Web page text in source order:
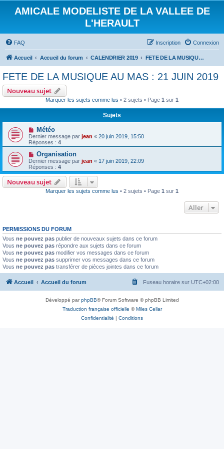
AMICALE MODELISTE DE LA VALLEE DE
L'HERAULT
FAQ Connexion
Inscription
Accueil Accueil du forum CALENDRIER 2019 FETE DE LA MUSIQUE AU MAS : 21 JUIN 2019
FETE DE LA MUSIQUE AU MAS : 21 JUIN 2019
Nouveau sujet
Marquer les sujets comme lus • 2 sujets • Page 1 sur 1
Sujets
Météo
Dernier message par jean « 20 juin 2019, 15:50
Réponses : 4
Organisation
Dernier message par jean « 17 juin 2019, 22:09
Réponses : 4
Nouveau sujet
Marquer les sujets comme lus • 2 sujets • Page 1 sur 1
Aller
PERMISSIONS DU FORUM
Vous ne pouvez pas publier de nouveaux sujets dans ce forum
Vous ne pouvez pas répondre aux sujets dans ce forum
Vous ne pouvez pas modifier vos messages dans ce forum
Vous ne pouvez pas supprimer vos messages dans ce forum
Vous ne pouvez pas transférer de pièces jointes dans ce forum
Accueil Accueil du forum Fuseau horaire sur UTC+02:00
Développé parphpBB® Forum Software © phpBB Limited
Traduction française officielle ©Miles Cellar
Confidentialité | Conditions